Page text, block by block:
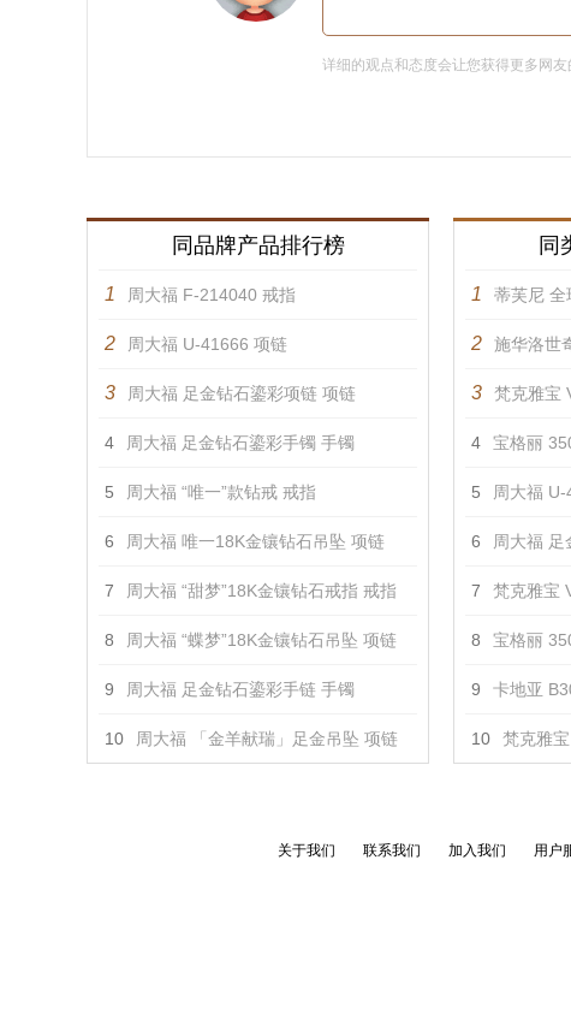
详细的观点和态度会让您获得更多网友
同品牌产品排行榜
1 周大福 F-214040 戒指
2 周大福 U-41666 项链
3 周大福 足金钻石鎏彩项链 项链
4 周大福 足金钻石鎏彩手镯 手镯
5 周大福 “唯一”款钻戒 戒指
6 周大福 唯一18K金镶钻石吊坠 项链
7 周大福 “甜梦”18K金镶钻石戒指 戒指
8 周大福 “蝶梦”18K金镶钻石吊坠 项链
9 周大福 足金钻石鎏彩手链 手镯
10 周大福 「金羊献瑞」足金吊坠 项链
同
1 蒂芙尼 全
2 施华洛世
3 梵克雅宝
4 宝格丽
5 周大福
6 周大福
7 梵克雅宝
8 宝格丽
9 卡地亚
10 梵克雅
关于我们 联系我们 加入我们 用户